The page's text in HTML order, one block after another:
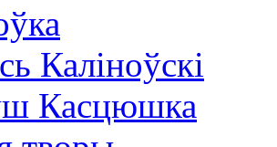
Каліноўскі
Касцюшка